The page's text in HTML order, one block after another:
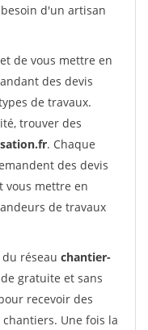
d'un artisan
de vous mettre en
des devis
de travaux.
trouver des
. Chaque
des devis
vous mettre en
de travaux
réseau chantier-
gratuite et sans
recevoir des
Une fois la